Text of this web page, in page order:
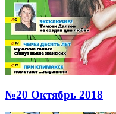
№20 Октябрь 2018